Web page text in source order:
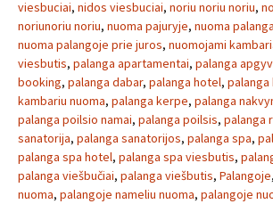
viesbuciai, nidos viesbuciai, noriu noriu noriu,
noriunoriu noriu, nuoma pajuryje, nuoma palanga
nuoma palangoje prie juros, nuomojami
viesbutis, palanga apartamentai, palanga
booking, palanga dabar, palanga hotel,
kambariu nuoma, palanga kerpe, palanga
palanga poilsio namai, palanga poilsis, palanga
sanatorija, palanga sanatorijos, palanga spa,
palanga spa hotel, palanga spa viesbutis,
palanga viešbučiai, palanga viešbutis, Palangoje,
nuoma, palangoje nameliu nuoma, palangoje